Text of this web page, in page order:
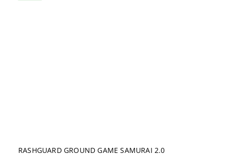
RASHGUARD GROUND GAME SAMURAI 2.0